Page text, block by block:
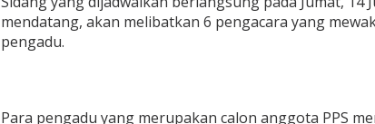
mendatang, akan melibatkan 6 pengacara yang
pengadu.
Para pengadu yang merupakan calon anggota PPS